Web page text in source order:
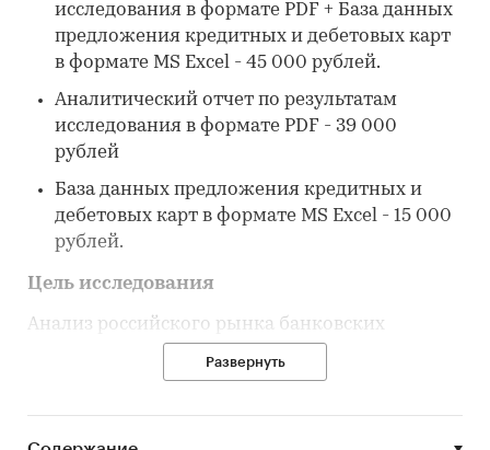
исследования в формате PDF + База данных
предложения кредитных и дебетовых карт
в формате MS Excel - 45 000 рублей.
Аналитический отчет по результатам
исследования в формате PDF - 39 000
рублей
База данных предложения кредитных и
дебетовых карт в формате MS Excel - 15 000
рублей.
Цель исследования
Анализ российского рынка банковских
пластиковых карт.
Развернуть